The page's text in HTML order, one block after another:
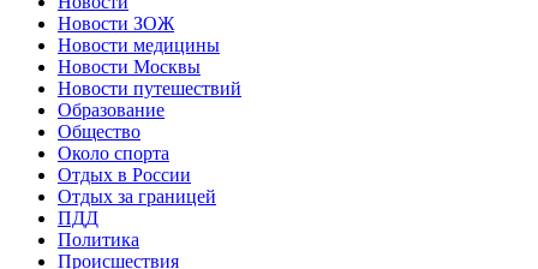
Новости ЗОЖ
Новости медицины
Новости Москвы
Новости путешествий
Образование
Общество
Около спорта
Отдых в России
Отдых за границей
ПДД
Политика
Происшествия